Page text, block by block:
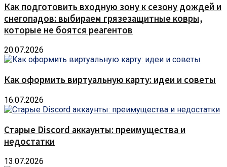
Как подготовить входную зону к сезону дождей и
снегопадов: выбираем грязезащитные ковры,
которые не боятся реагентов
20.07.2026
Как оформить виртуальную карту: идеи и советы
16.07.2026
Старые Discord аккаунты: преимущества и
недостатки
13.07.2026